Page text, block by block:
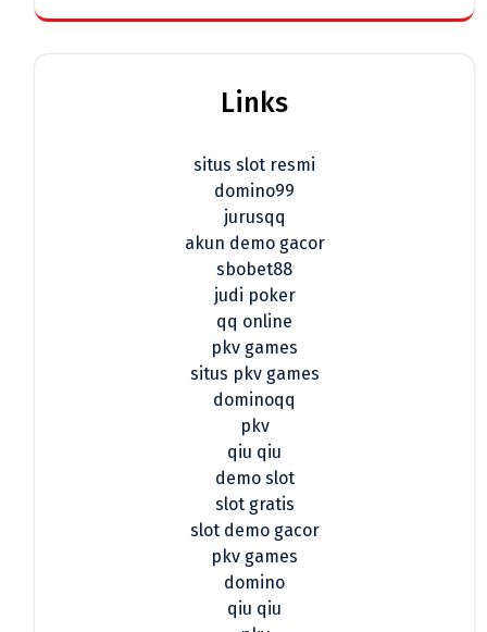
Links
situs slot resmi
domino99
jurusqq
akun demo gacor
sbobet88
judi poker
qq online
pkv games
situs pkv games
dominoqq
pkv
qiu qiu
demo slot
slot gratis
slot demo gacor
pkv games
domino
qiu qiu